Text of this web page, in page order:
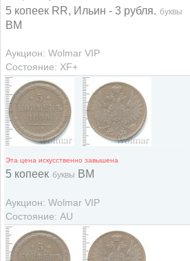
5 копеек RR, Ильин - 3 рубля. буквы
ВМ
Аукцион: Wolmar VIP
Состояние: XF+
Эта цена искусственно завышена
5 копеек буквы ВМ
Аукцион: Wolmar VIP
Состояние: AU